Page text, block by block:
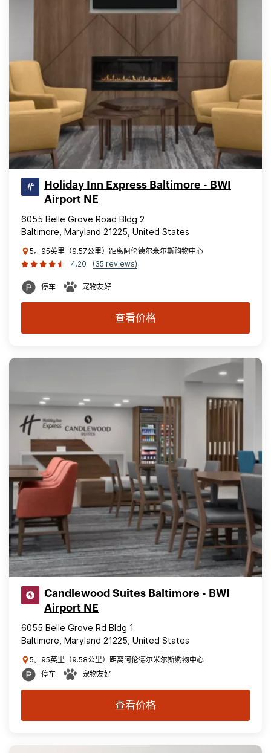
Holiday Inn Express Baltimore - BWI
Airport NE
6055 Belle Grove Road Bldg 2
Baltimore, Maryland 21225, United States
5。95英里（9.57公里）距离阿伦德尔米尔斯购物中心
4.20
(35 reviews)
停车 宠物友好
查看价格
Candlewood Suites Baltimore - BWI
Airport NE
6055 Belle Grove Rd Bldg 1
Baltimore, Maryland 21225, United States
5。95英里（9.58公里）距离阿伦德尔米尔斯购物中心
停车
宠物友好
查看价格